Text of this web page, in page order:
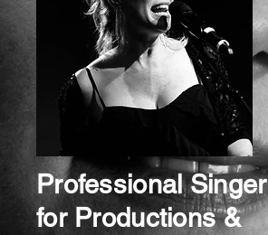
Professional Singer
for Productions &